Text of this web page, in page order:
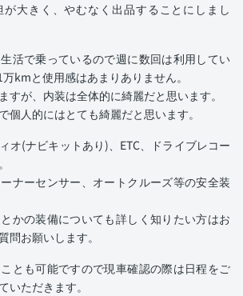
大きく、やむなく出品することにしまし
活で乗っているので週に数回は利用してい
kmと使用感はあまりありません。
すが、内装は全体的に綺麗だと思います。
個人的にはとても綺麗だと思います。
オ(ナビキットあり)、ETC、ドライブレコー
ナーセンサー、オートクルーズ等の安全装
かの装備についても詳しく知りたい方はお
問お願いします。
とも可能ですので現車確認の際は日程をご
いただきます。